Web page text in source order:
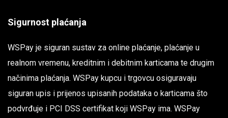
Sigurnost plaćanja
WSPay je siguran sustav za online plaćanje, plaćanje u
realnom vremenu, kreditnim i debitnim karticama te drugim
načinima plaćanja. WSPay kupcu i trgovcu osiguravaju
siguran upis i prijenos upisanih podataka o karticama što
podvrđuje i PCI DSS certifikat koji WSPay ima. WSPay